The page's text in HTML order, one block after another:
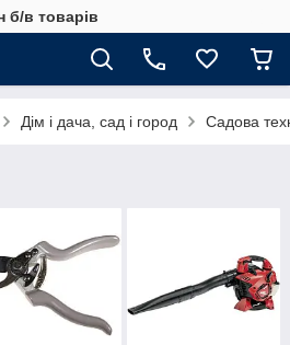
б/в товарів
Дім і дача, сад і город Садова